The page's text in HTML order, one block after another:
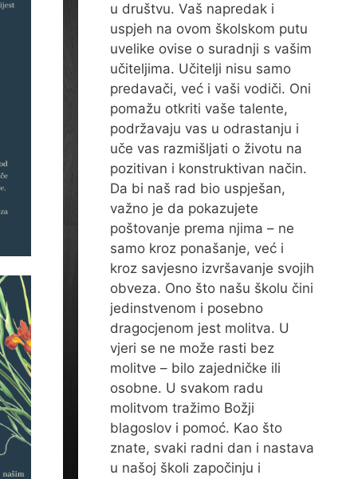
u društvu. Vaš napredak i
uspjeh na ovom školskom putu
uvelike ovise o suradnji s vašim
učiteljima. Učitelji nisu samo
predavači, već i vaši vodiči. Oni
pomažu otkriti vaše talente,
podržavaju vas u odrastanju i
uče vas razmišljati o životu na
pozitivan i konstruktivan način.
Da bi naš rad bio uspješan,
važno je da pokazujete
poštovanje prema njima – ne
samo kroz ponašanje, već i
kroz savjesno izvršavanje svojih
obveza. Ono što našu školu čini
jedinstvenom i posebno
dragocjenom jest molitva. U
vjeri se ne može rasti bez
molitve – bilo zajedničke ili
osobne. U svakom radu
molitvom tražimo Božji
blagoslov i pomoć. Kao što
znate, svaki radni dan i nastava
u našoj školi započinju i